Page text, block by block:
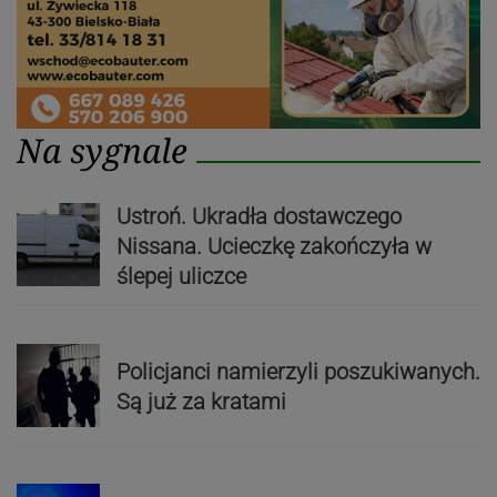
Na sygnale
Ustroń. Ukradła dostawczego
Nissana. Ucieczkę zakończyła w
ślepej uliczce
Policjanci namierzyli poszukiwanych.
Są już za kratami